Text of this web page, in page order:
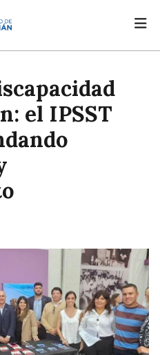
el IPSST